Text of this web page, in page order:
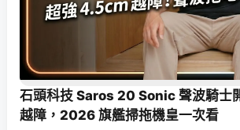
石頭科技 Saros 20 Sonic 聲波騎士
越障，2026 旗艦掃拖機皇一次看